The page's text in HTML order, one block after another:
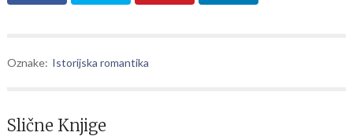
Oznake: Istorijska romantika
Slične Knjige